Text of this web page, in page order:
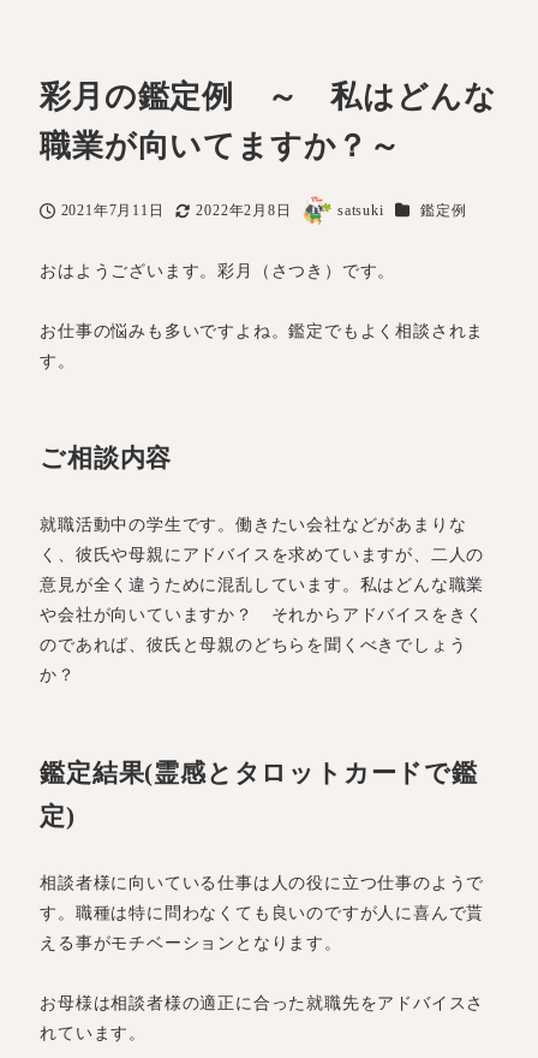
彩月の鑑定例 ～ 私はどんな
職業が向いてますか？～
投稿日
2021年7月11日
更新日
2022年2月8日
著
satsuki カテゴリー
鑑定例
おはようございます。彩月（さつき）です。
お仕事の悩みも多いですよね。鑑定でもよく相談されま
す。
ご相談内容
就職活動中の学生です。働きたい会社などがあまりな
く、彼氏や母親にアドバイスを求めていますが、二人の
意見が全く違うために混乱しています。私はどんな職業
や会社が向いていますか？ それからアドバイスをきく
のであれば、彼氏と母親のどちらを聞くべきでしょう
か？
鑑定結果(霊感とタロットカードで鑑
定)
相談者様に向いている仕事は人の役に立つ仕事のようで
す。職種は特に問わなくても良いのですが人に喜んで貰
える事がモチベーションとなります。
お母様は相談者様の適正に合った就職先をアドバイスさ
れています。